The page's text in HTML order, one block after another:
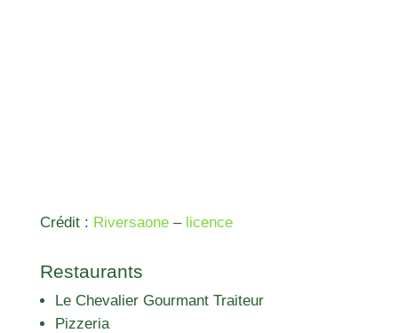
Crédit : Riversaone– licence
Restaurants
Le Chevalier Gourmant Traiteur
Pizzeria